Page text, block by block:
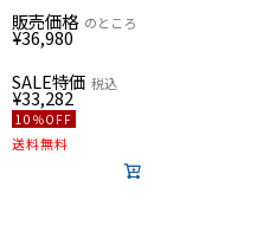
販売価格
¥36,980
のところ
SALE特価
¥33,282
税込
10％OFF
送料無料